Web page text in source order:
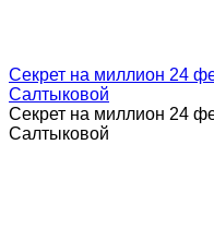
Секрет на миллион 24
Салтыковой
Секрет на миллион 24
Салтыковой